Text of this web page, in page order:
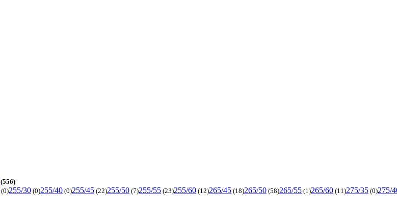
(556)
(0)255/30 (0)255/40 (0)255/45 (22)255/50 (7)255/55 (23)255/60 (12)265/45 (18)265/50 (58)265/55 (1)265/60 (11)275/35 (0)275/